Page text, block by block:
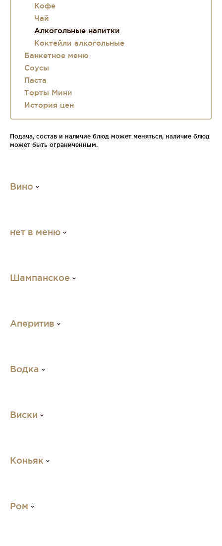
Кофе
Чай
Алкогольные напитки
Коктейли алкогольные
Банкетное меню
Соусы
Паста
Торты Мини
История цен
Подача, состав и наличие блюд может меняться, наличие блюд
может быть ограниченным.
Вино
нет в меню
Шампанское
Аперитив
Водка
Виски
Коньяк
Ром